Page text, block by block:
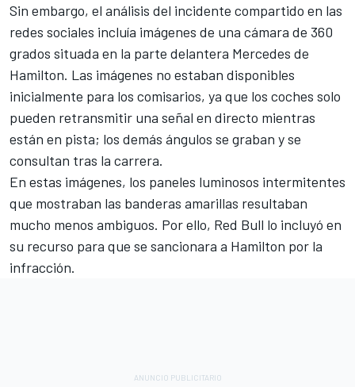
Sin embargo, el análisis del incidente compartido en las
redes sociales incluía imágenes de una cámara de 360
grados situada en la parte delantera Mercedes de
Hamilton. Las imágenes no estaban disponibles
inicialmente para los comisarios, ya que los coches solo
pueden retransmitir una señal en directo mientras
están en pista; los demás ángulos se graban y se
consultan tras la carrera.
En estas imágenes, los paneles luminosos intermitentes
que mostraban las banderas amarillas resultaban
mucho menos ambiguos. Por ello, Red Bull lo incluyó en
su recurso para que se sancionara a Hamilton por la
infracción.